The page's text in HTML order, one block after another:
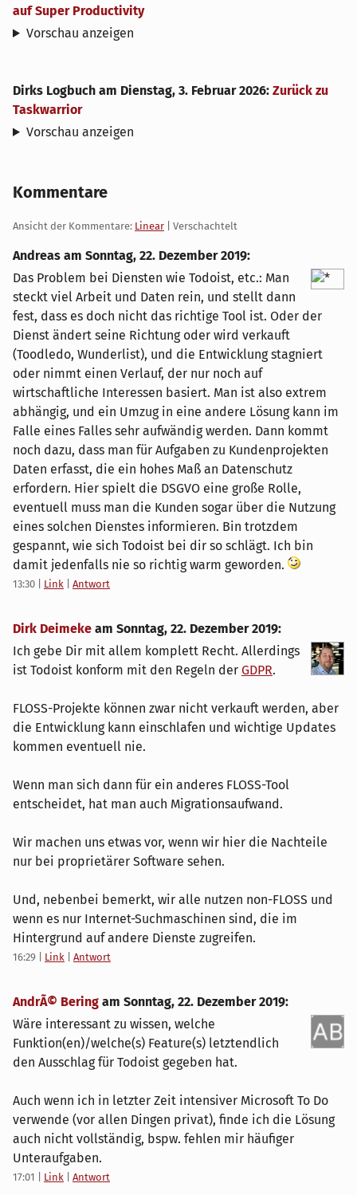
auf Super Productivity
Vorschau anzeigen
Dirks Logbuch am Dienstag, 3. Februar 2026: Zurück zu
Taskwarrior
Vorschau anzeigen
Kommentare
Ansicht der Kommentare: Linear | Verschachtelt
Andreas am Sonntag, 22. Dezember 2019:
Das Problem bei Diensten wie Todoist, etc.: Man
steckt viel Arbeit und Daten rein, und stellt dann
fest, dass es doch nicht das richtige Tool ist. Oder der
Dienst ändert seine Richtung oder wird verkauft
(Toodledo, Wunderlist), und die Entwicklung stagniert
oder nimmt einen Verlauf, der nur noch auf
wirtschaftliche Interessen basiert. Man ist also extrem
abhängig, und ein Umzug in eine andere Lösung kann im
Falle eines Falles sehr aufwändig werden. Dann kommt
noch dazu, dass man für Aufgaben zu Kundenprojekten
Daten erfasst, die ein hohes Maß an Datenschutz
erfordern. Hier spielt die DSGVO eine große Rolle,
eventuell muss man die Kunden sogar über die Nutzung
eines solchen Dienstes informieren. Bin trotzdem
gespannt, wie sich Todoist bei dir so schlägt. Ich bin
damit jedenfalls nie so richtig warm geworden.
13:30 Link Antwort
Dirk Deimeke am Sonntag, 22. Dezember 2019:
Ich gebe Dir mit allem komplett Recht. Allerdings
ist Todoist konform mit den Regeln der GDPR.
FLOSS-Projekte können zwar nicht verkauft werden, aber
die Entwicklung kann einschlafen und wichtige Updates
kommen eventuell nie.
Wenn man sich dann für ein anderes FLOSS-Tool
entscheidet, hat man auch Migrationsaufwand.
Wir machen uns etwas vor, wenn wir hier die Nachteile
nur bei proprietärer Software sehen.
Und, nebenbei bemerkt, wir alle nutzen non-FLOSS und
wenn es nur Internet-Suchmaschinen sind, die im
Hintergrund auf andere Dienste zugreifen.
16:29 Link Antwort
AndrÃ© Bering am Sonntag, 22. Dezember 2019:
Wäre interessant zu wissen, welche
Funktion(en)/welche(s) Feature(s) letztendlich
den Ausschlag für Todoist gegeben hat.
Auch wenn ich in letzter Zeit intensiver Microsoft To Do
verwende (vor allen Dingen privat), finde ich die Lösung
auch nicht vollständig, bspw. fehlen mir häufiger
Unteraufgaben.
17:01 Link Antwort